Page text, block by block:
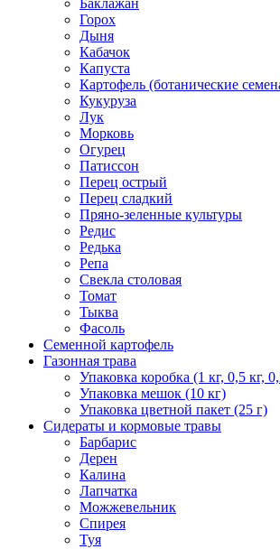
Баклажан
Горох
Дыня
Кабачок
Капуста
Картофель (ботанические
Кукуруза
Лук
Морковь
Огурец
Патиссон
Перец острый
Перец сладкий
Пряно-зеленные культуры
Редис
Редька
Репа
Свекла столовая
Томат
Тыква
Фасоль
Семенной картофель
Газонная трава
Упаковка коробка (1 кг, 0,5 кг,
Упаковка мешок (10 кг)
Упаковка цветной пакет (25 г)
Сидераты и кормовые травы
Барбарис
Дерен
Калина
Лапчатка
Можжевельник
Спирея
Туя